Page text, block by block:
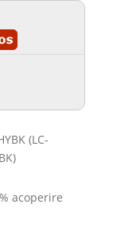
(LC-
acoperire